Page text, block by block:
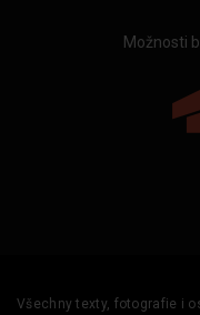
Možnosti
Všechny texty, fotografie i